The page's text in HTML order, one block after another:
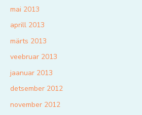
mai 2013
aprill 2013
märts 2013
veebruar 2013
jaanuar 2013
detsember 2012
november 2012